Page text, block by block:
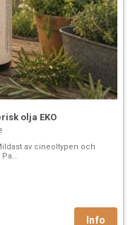
olja EKO
av cineoltypen och